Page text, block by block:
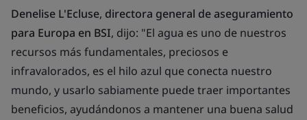
Denelise L'Ecluse, directora general de aseguramiento
para Europa en BSI, dijo: "El agua es uno de nuestros
recursos más fundamentales, preciosos e
infravalorados, es el hilo azul que conecta nuestro
mundo, y usarlo sabiamente puede traer importantes
beneficios, ayudándonos a mantener una buena salud